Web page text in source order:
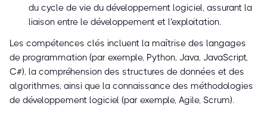
du cycle de vie du développement logiciel, assurant la
liaison entre le développement et l'exploitation.
Les compétences clés incluent la maîtrise des langages
de programmation (par exemple, Python, Java, JavaScript,
C#), la compréhension des structures de données et des
algorithmes, ainsi que la connaissance des méthodologies
de développement logiciel (par exemple, Agile, Scrum).